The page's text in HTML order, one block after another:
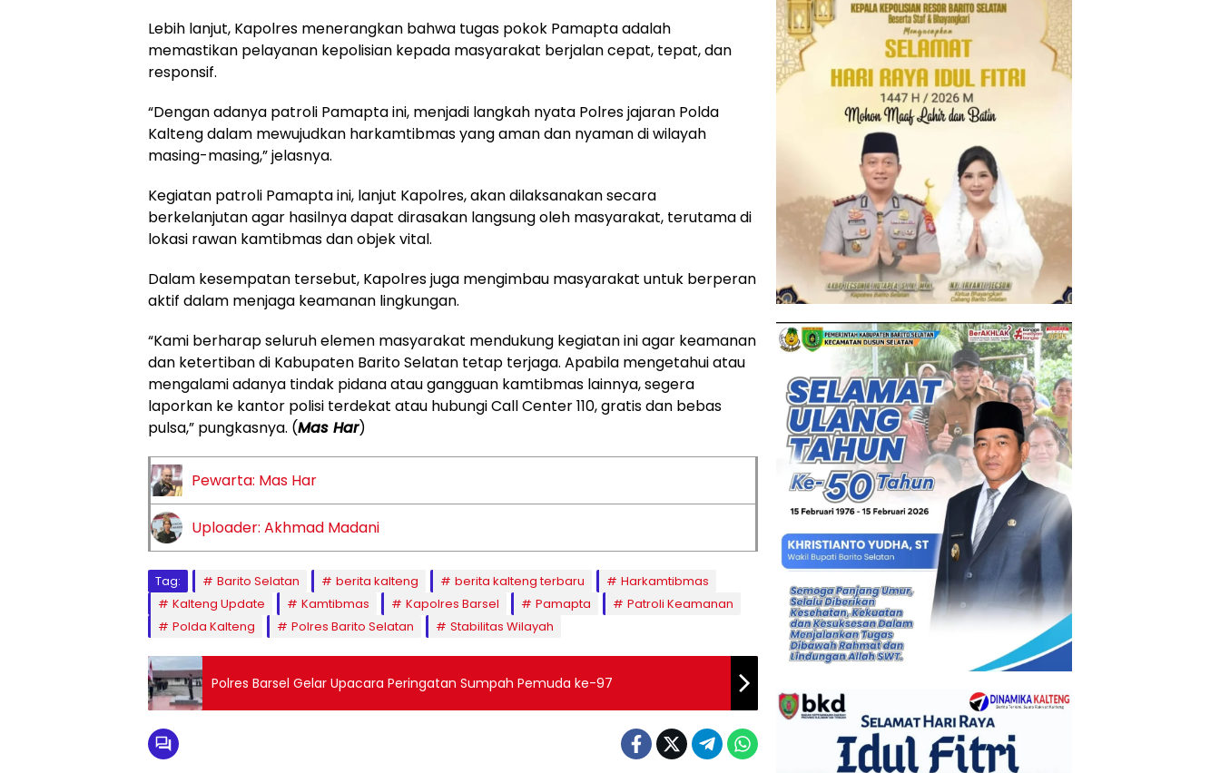
‎Lebih lanjut, Kapolres menerangkan bahwa tugas pokok Pamapta adalah
memastikan pelayanan kepolisian kepada masyarakat berjalan cepat, tepat, dan
responsif.
‎“Dengan adanya patroli Pamapta ini, menjadi langkah nyata Polres jajaran Polda
Kalteng dalam mewujudkan harkamtibmas yang aman dan nyaman di wilayah
masing-masing,” jelasnya.
‎Kegiatan patroli Pamapta ini, lanjut Kapolres, akan dilaksanakan secara
berkelanjutan agar hasilnya dapat dirasakan langsung oleh masyarakat, terutama di
lokasi rawan kamtibmas dan objek vital.
‎Dalam kesempatan tersebut, Kapolres juga mengimbau masyarakat untuk berperan
aktif dalam menjaga keamanan lingkungan.
“Kami berharap seluruh elemen masyarakat mendukung kegiatan ini agar keamanan
dan ketertiban di Kabupaten Barito Selatan tetap terjaga. Apabila mengetahui atau
mengalami adanya tindak pidana atau gangguan kamtibmas lainnya, segera
laporkan ke kantor polisi terdekat atau hubungi Call Center 110, gratis dan bebas
pulsa,” pungkasnya. (Mas Har)
Pewarta: Mas Har
Uploader: Akhmad Madani
Tag: Barito Selatan berita kalteng berita kalteng terbaru
Harkamtibmas
Kalteng Update
Kamtibmas Kapolres Barsel Pamapta
Patroli Keamanan
Polda Kalteng
Polres Barito Selatan Stabilitas Wilayah
Polres Barsel Gelar Upacara Peringatan Sumpah Pemuda ke-97